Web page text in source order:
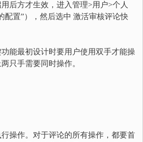
后方才生效，进入管理>用户>个人
配置”），然后选中 激活审核评论快
能最初设计时要用户使用双手才能操
只手需要同时操作。
操作。对于评论的所有操作，都要首